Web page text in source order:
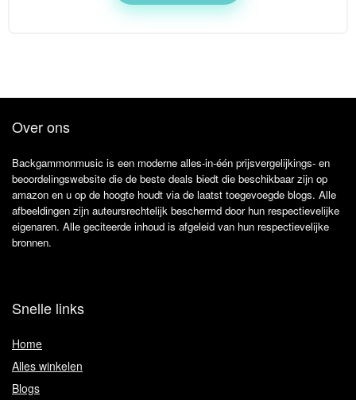
Over ons
Backgammonmusic is een moderne alles-in-één prijsvergelijkings- en
beoordelingswebsite die de beste deals biedt die beschikbaar zijn op
amazon en u op de hoogte houdt via de laatst toegevoegde blogs. Alle
afbeeldingen zijn auteursrechtelijk beschermd door hun respectievelijke
eigenaren. Alle geciteerde inhoud is afgeleid van hun respectievelijke
bronnen.
Snelle links
Home
Alles winkelen
Blogs